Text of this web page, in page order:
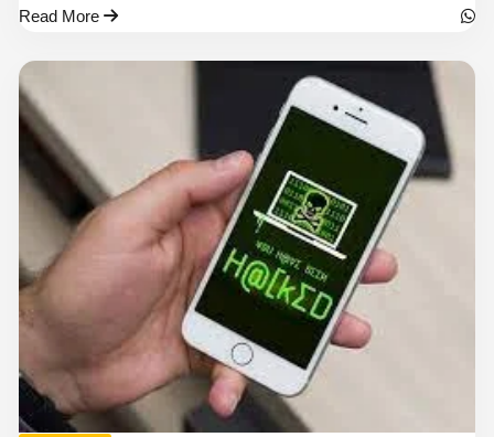
Read More